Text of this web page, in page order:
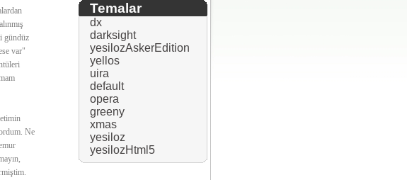
gündüz
var"
Ne
Temalar
dx
darksight
yesilozAskerEdition
yellos
uira
default
opera
greeny
xmas
yesiloz
yesilozHtml5